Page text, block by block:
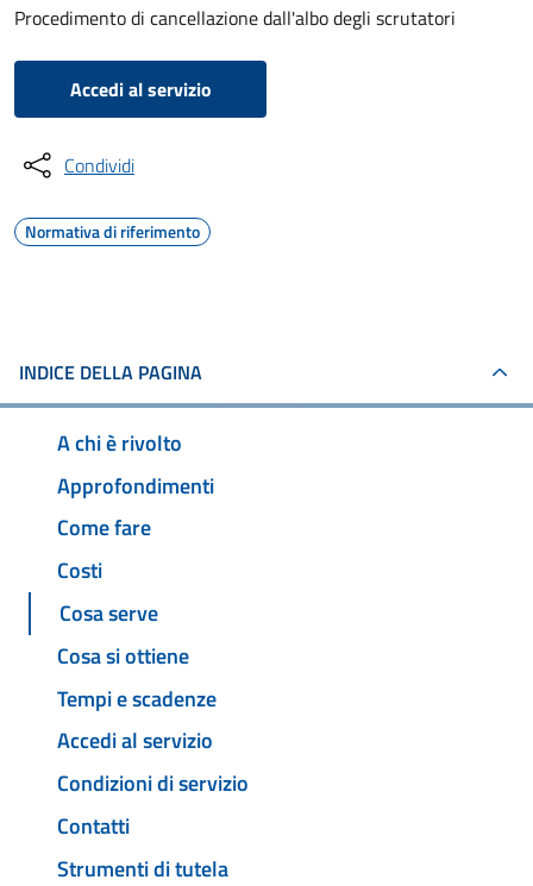
Procedimento di cancellazione dall'albo degli scrutatori
Accedi al servizio
Condividi
Normativa di riferimento
INDICE DELLA PAGINA
A chi è rivolto
Approfondimenti
Come fare
Costi
Cosa serve
Cosa si ottiene
Tempi e scadenze
Accedi al servizio
Condizioni di servizio
Contatti
Strumenti di tutela